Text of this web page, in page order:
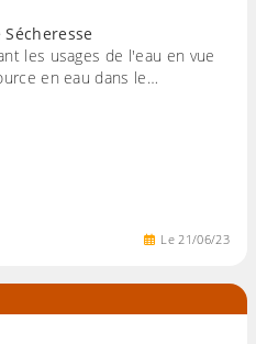
les usages de l'eau en vue
en eau dans le…
Le21/06/23